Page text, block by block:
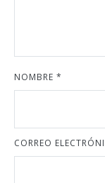
NOMBRE *
CORREO